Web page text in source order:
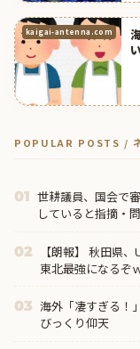
kaigai-antenna.com
POPULAR POSTS /
01 世耕議員、国会で
していると指摘・
02
【朗報】 秋田県
東北最強になるぞ
03 海外「凄すぎる！
びっくり仰天